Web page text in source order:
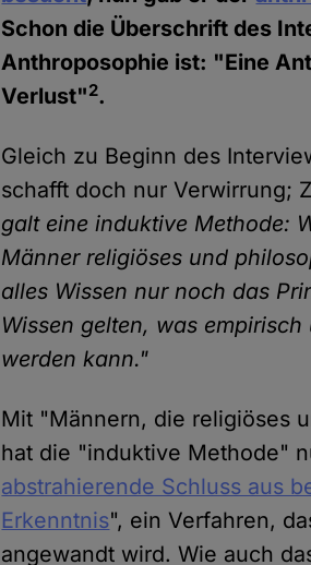
Schon die Überschrift des
Anthroposophie ist: "Eine
Verlust"2.
Gleich zu Beginn des
schafft doch nur Verwirrung;
galt eine induktive Methode:
Männer religiöses und
alles Wissen nur noch das
Wissen gelten, was
werden kann."
Mit "Männern, die religiöses
hat die "induktive Methode"
abstrahierende Schluss aus
Erkenntnis", ein Verfahren,
angewandt wird. Wie auch